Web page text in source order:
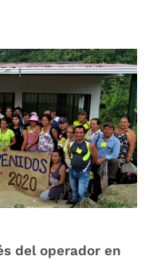
del operador en